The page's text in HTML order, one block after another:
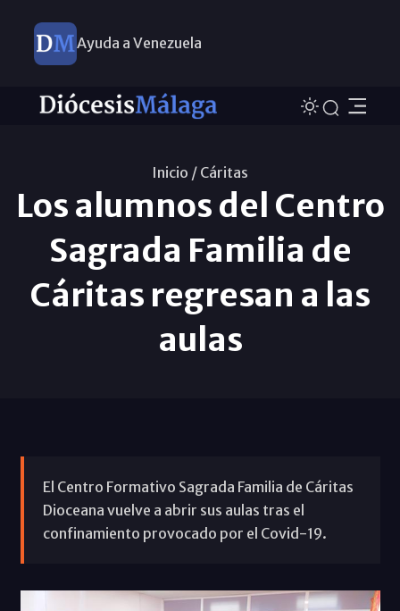
Ayuda a Venezuela
Inicio / Cáritas
Los alumnos del Centro
Sagrada Familia de
Cáritas regresan a las
aulas
El Centro Formativo Sagrada Familia de Cáritas
Dioceana vuelve a abrir sus aulas tras el
confinamiento provocado por el Covid-19.